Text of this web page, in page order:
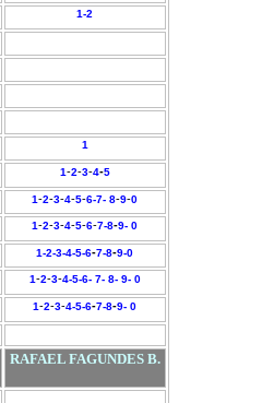
1-2
1
1-2-3-4-5
1-2-3-4-5-6-7- 8-9-0
1-2-3-4-5-6-7-8-9- 0
1-2-3-4-5-6-7-8-9-0
1-2-3-4-5-6- 7- 8- 9- 0
1-2-3-4-5-6-7-8-9- 0
RAFAEL FAGUNDES B.